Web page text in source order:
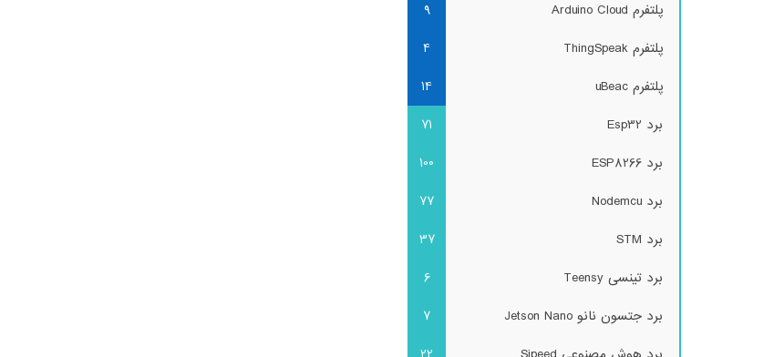
پلتفرم Arduino Cloud
9
پلتفرم ThingSpeak
4
پلتفرم uBeac
14
برد Esp32
71
برد ESP8266
100
برد Nodemcu
77
برد STM
37
برد تینسی Teensy
6
برد جتسون نانو Jetson Nano
7